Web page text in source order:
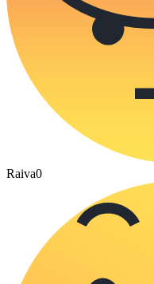
Raiva0